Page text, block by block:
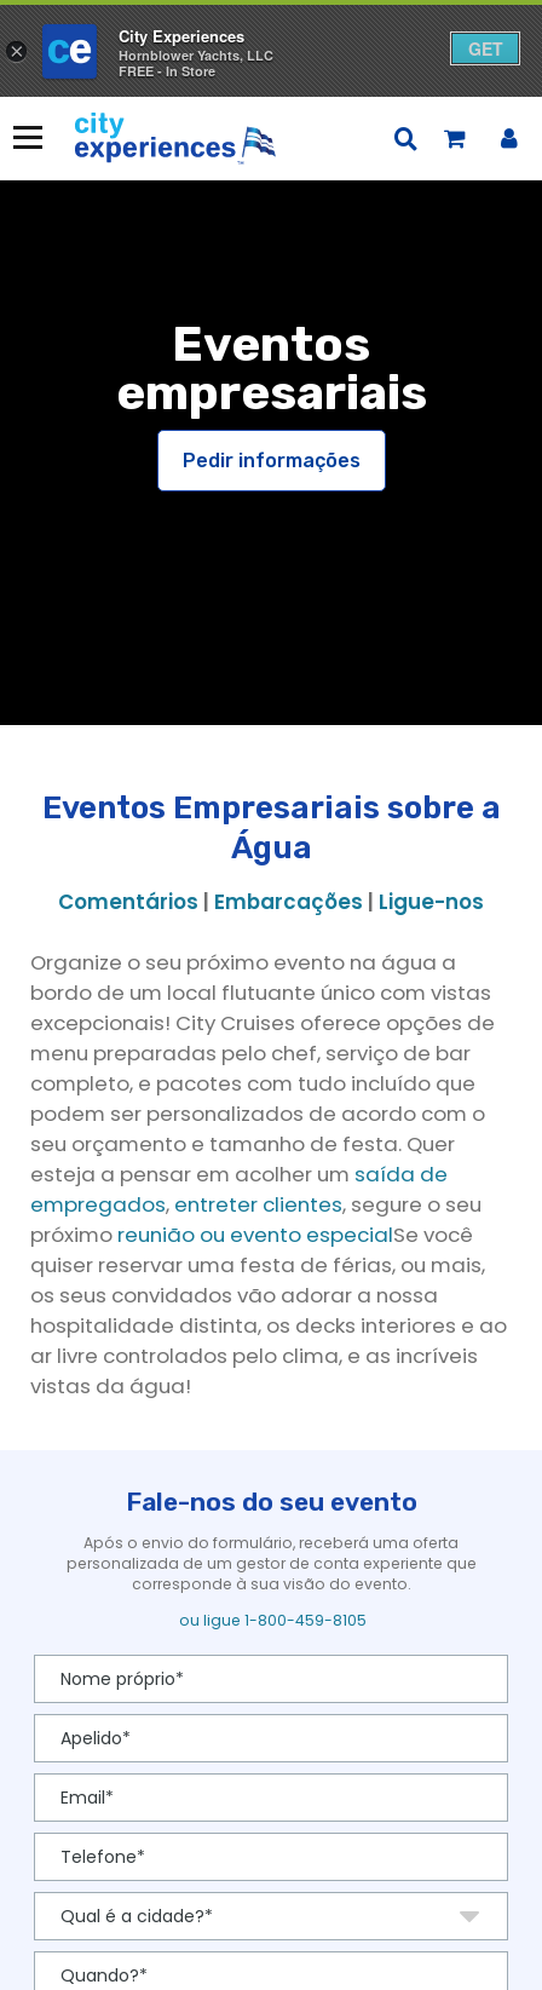
para
conteúdo
Menu
Eventos
empresariais
Pedir informações
Eventos Empresariais sobre a
Água
Comentários | Embarcações | Ligue-nos
Organize o seu próximo evento na água a
bordo de um local flutuante único com vistas
excepcionais! City Cruises oferece opções de
menu preparadas pelo chef, serviço de bar
completo, e pacotes com tudo incluído que
podem ser personalizados de acordo com o
seu orçamento e tamanho de festa. Quer
esteja a pensar em acolher um saída de
empregados, entreter clientes, segure o seu
próximo reunião ou evento especialSe você
quiser reservar uma festa de férias, ou mais,
os seus convidados vão adorar a nossa
hospitalidade distinta, os decks interiores e ao
ar livre controlados pelo clima, e as incríveis
vistas da água!
Fale-nos do seu evento
Após o envio do formulário, receberá uma oferta
personalizada de um gestor de conta experiente que
corresponde à sua visão do evento.
ou ligue 1-800-459-8105
×
City Experiences
Hornblower Yachts, LLC
FREE - In Store
GET